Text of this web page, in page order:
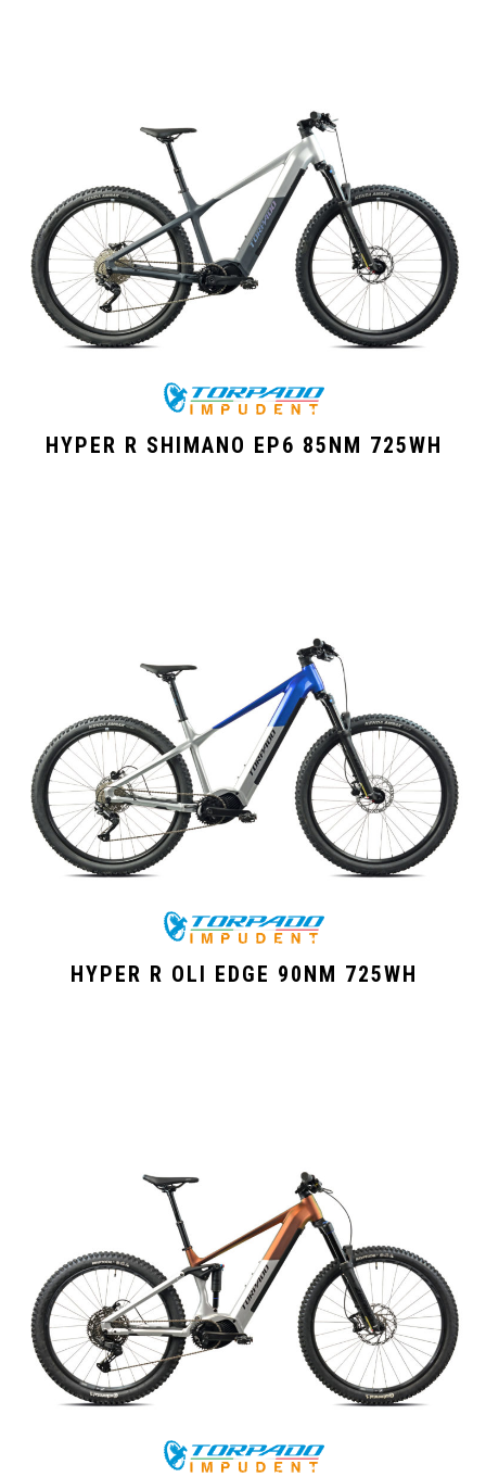
HYPER R SHIMANO EP6 85NM 725WH
HYPER R OLI EDGE 90NM 725WH